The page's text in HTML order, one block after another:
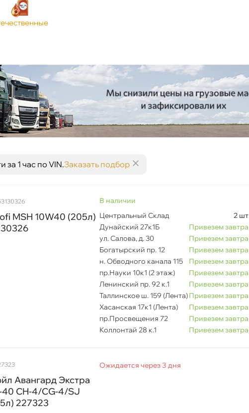
за 1 час по VIN.Заказать подбор
MSH 10W40 (205л)
наличии
Центральный Склад
2 шт
Дунайский 27к1Б
Привезем завтра
ул. Салова, д. 30
Привезем завтра
Богатырский пр. 12
Привезем завтра
н. Обводного канала 115
Привезем завтра
пр.Науки 10к1 (2 этаж)
Привезем завтра
Ленинский пр. 92 к.1
Привезем завтра
Таллинское ш. 159 (Лента)Привезем завтра
Хасанская 17к1 (Лента)
Привезем завтра
пр.Просвещения 72
Привезем завтра
Коллонтай 28 к.1
Привезем завтра
Авангард Экстра
40 CH-4/CG-4/SJ
227323
Ожидается через 3 дня